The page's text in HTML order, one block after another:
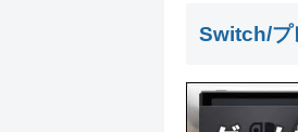
Switch/プ